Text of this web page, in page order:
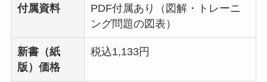
付属資料
PDF付属あり（図解・トレーニ
ング問題の図表）
新書（紙
版）価格
税込1,133円